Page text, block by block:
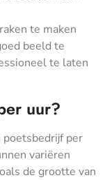
te maken
beeld te
te laten
uur?
poetsbedrijf per
variëren
de grootte van